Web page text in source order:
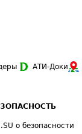
АТИ-Доки
о безопасности